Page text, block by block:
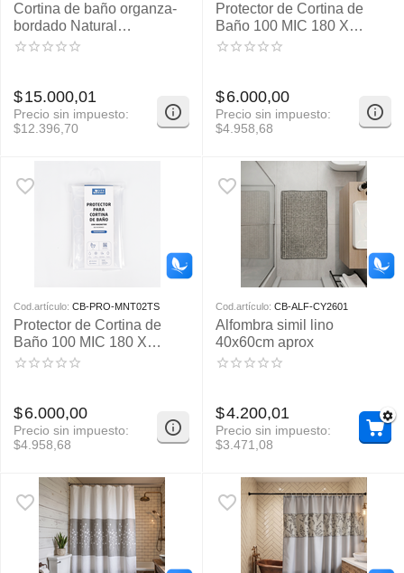
Cortina de baño organza-
bordado Natural
180X180CM APROX
$15.000,01
Precio sin impuesto:
$12.396,70
Protector de Cortina de
Baño 100 MIC 180 X
180cm
$6.000,00
Precio sin impuesto:
$4.958,68
Cod.artículo: CB-PRO-MNT02TS
Protector de Cortina de
Baño 100 MIC 180 X
180cm
$6.000,00
Precio sin impuesto:
$4.958,68
Cod.artículo: CB-ALF-CY2601
Alfombra simil lino
40x60cm aprox
$4.200,01
Precio sin impuesto:
$3.471,08